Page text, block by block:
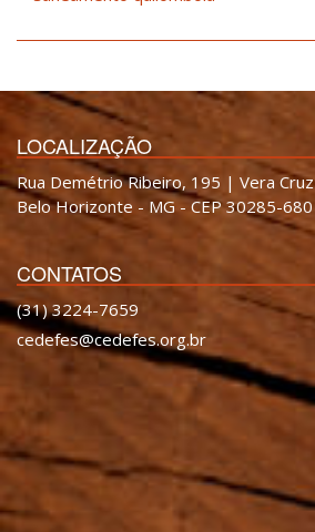
LOCALIZAÇÃO
Rua Demétrio Ribeiro, 195 | Vera Cruz
Belo Horizonte - MG - CEP 30285-680
CONTATOS
(31) 3224-7659
cedefes@cedefes.org.br